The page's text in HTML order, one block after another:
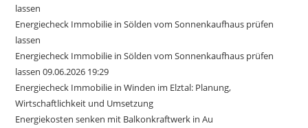
lassen
Energiecheck Immobilie in Sölden vom Sonnenkaufhaus prüfen
lassen
Energiecheck Immobilie in Sölden vom Sonnenkaufhaus prüfen
lassen 09.06.2026 19:29
Energiecheck Immobilie in Winden im Elztal: Planung,
Wirtschaftlichkeit und Umsetzung
Energiekosten senken mit Balkonkraftwerk in Au